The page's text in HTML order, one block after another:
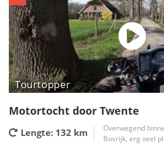
Tourtopper
Motortocht door Twente
Lengte: 132 km
Overwegend
Bosrijk, erg veel